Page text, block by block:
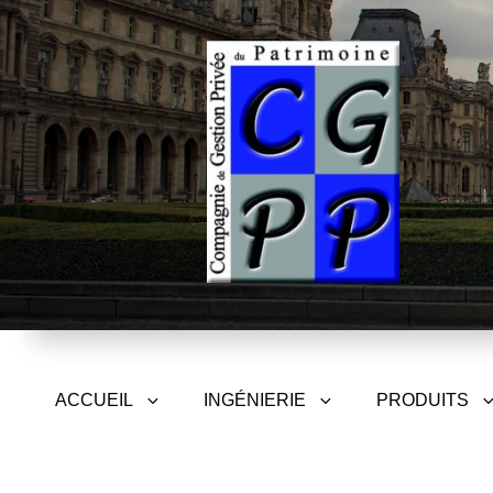
CGPP – Compagnie de
ACCUEIL INGÉNIERIE PRODUITS